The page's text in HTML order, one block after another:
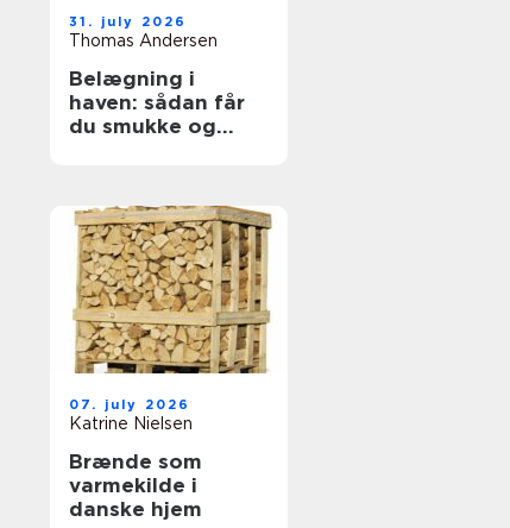
31. july 2026
Thomas Andersen
Belægning i
haven: sådan får
du smukke og
07. july 2026
Katrine Nielsen
Brænde som
varmekilde i
danske hjem